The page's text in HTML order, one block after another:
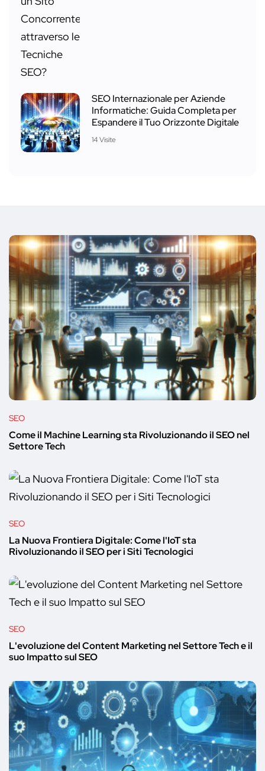
SEO Internazionale per Aziende
Informatiche: Guida Completa per
Espandere il Tuo Orizzonte Digitale
14 Visite
SEO
Come il Machine Learning sta Rivoluzionando il SEO nel
Settore Tech
SEO
La Nuova Frontiera Digitale: Come l'IoT sta
Rivoluzionando il SEO per i Siti Tecnologici
SEO
L'evoluzione del Content Marketing nel Settore Tech e il
suo Impatto sul SEO